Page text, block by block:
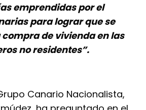
emprendidas por el
para lograr que se
de vivienda en las
no residentes”.
Canario Nacionalista,